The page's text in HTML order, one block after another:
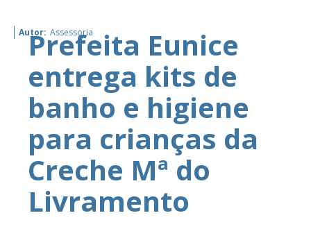
Autor: Assessoria
Prefeita Eunice
entrega kits de
banho e higiene
para crianças da
Creche Mª do
Livramento